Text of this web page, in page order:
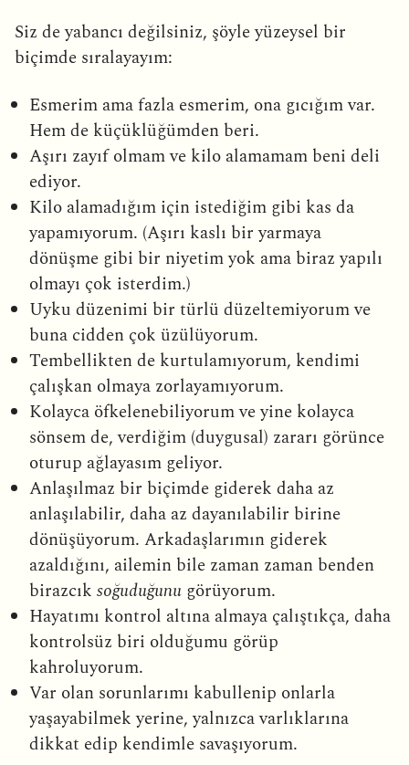
Siz de yabancı değilsiniz, şöyle yüzeysel bir
biçimde sıralayayım:
Esmerim ama fazla esmerim, ona gıcığım var.
Hem de küçüklüğümden beri.
Aşırı zayıf olmam ve kilo alamamam beni deli
ediyor.
Kilo alamadığım için istediğim gibi kas da
yapamıyorum. (Aşırı kaslı bir yarmaya
dönüşme gibi bir niyetim yok ama biraz yapılı
olmayı çok isterdim.)
Uyku düzenimi bir türlü düzeltemiyorum ve
buna cidden çok üzülüyorum.
Tembellikten de kurtulamıyorum, kendimi
çalışkan olmaya zorlayamıyorum.
Kolayca öfkelenebiliyorum ve yine kolayca
sönsem de, verdiğim (duygusal) zararı görünce
oturup ağlayasım geliyor.
Anlaşılmaz bir biçimde giderek daha az
anlaşılabilir, daha az dayanılabilir birine
dönüşüyorum. Arkadaşlarımın giderek
azaldığını, ailemin bile zaman zaman benden
birazcık soğuduğunu görüyorum.
Hayatımı kontrol altına almaya çalıştıkça, daha
kontrolsüz biri olduğumu görüp
kahroluyorum.
Var olan sorunlarımı kabullenip onlarla
yaşayabilmek yerine, yalnızca varlıklarına
dikkat edip kendimle savaşıyorum.